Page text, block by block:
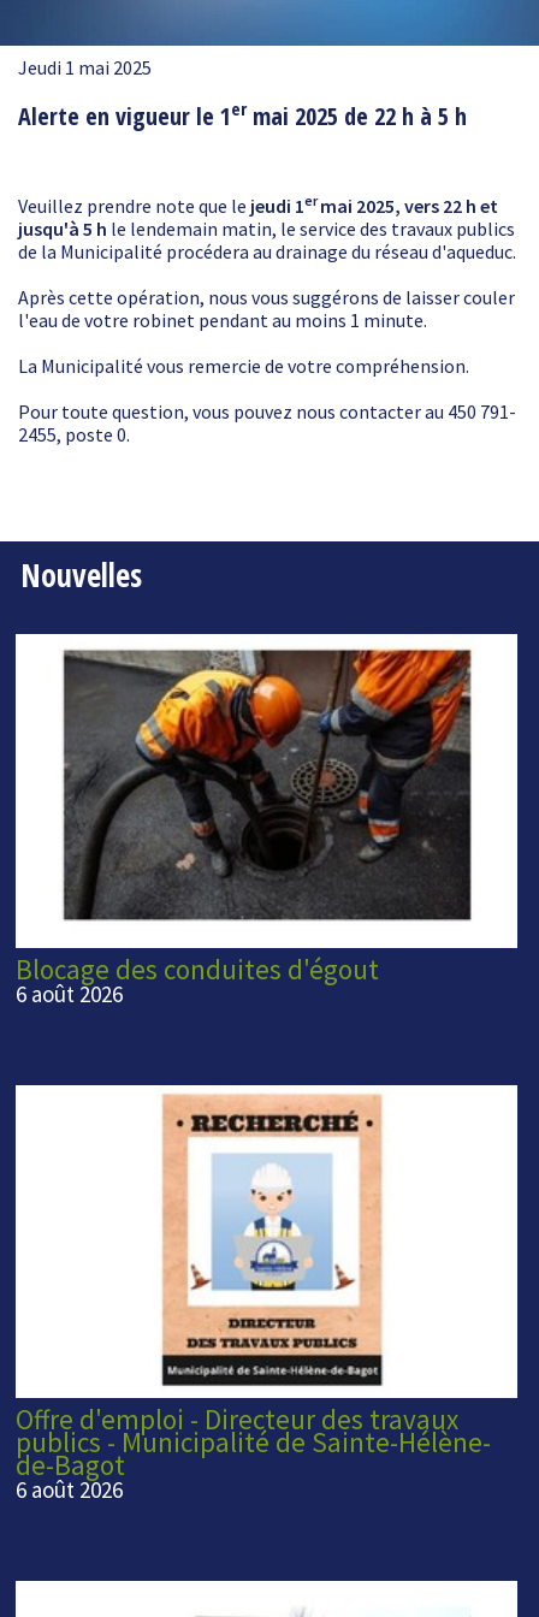
Jeudi 1 mai 2025
Alerte en vigueur le 1ermai 2025 de 22 h à 5 h
Veuillez prendre note que le jeudi 1ermai 2025, vers 22 h et
jusqu'à 5 h le lendemain matin, le service des travaux publics
de la Municipalité procédera au drainage du réseau d'aqueduc.
Après cette opération, nous vous suggérons de laisser couler
l'eau de votre robinet pendant au moins 1 minute.
La Municipalité vous remercie de votre compréhension.
Pour toute question, vous pouvez nous contacter au 450 791-
2455, poste 0.
Nouvelles
Blocage des conduites d'égout
6 août 2026
Offre d'emploi - Directeur des travaux
publics - Municipalité de Sainte-Hélène-
de-Bagot
6 août 2026